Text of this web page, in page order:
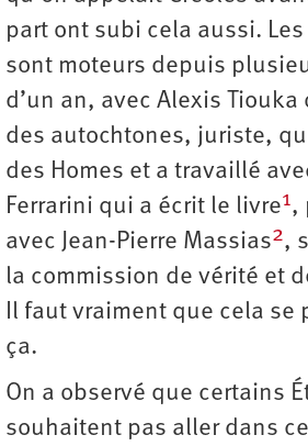
part ont subi cela aussi.
sont moteurs depuis
d’un an, avec Alexis
des autochtones, juriste,
des Homes et a travaillé
Ferrarini qui a écrit le livre1,
avec Jean-Pierre Massias2,
la commission de vérité et
Il faut vraiment que cela se
ça.
On a observé que certains
souhaitent pas aller dans